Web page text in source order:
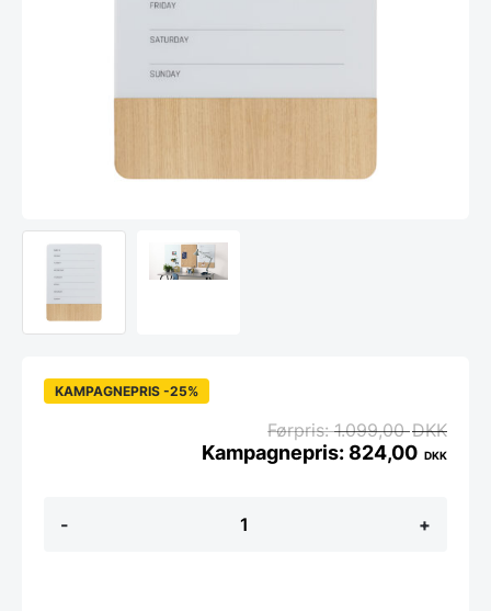
-
glas/egefiner
+
KAMPAGNEPRIS -25%
1.099,00DKK
824,00 DKK